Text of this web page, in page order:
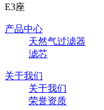
E3座
产品中心
天然气过滤器
滤芯
关于我们
关于我们
荣誉资质